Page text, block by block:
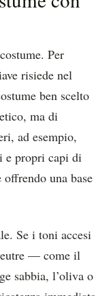
Per
risiede nel
ben scelto
ma di
ad esempio,
e propri capi di
una base
Se i toni accesi
— come il
sabbia, l’oliva o